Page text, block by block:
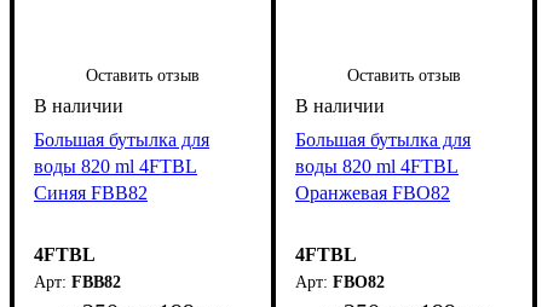
Оставить отзыв
Большая бутылка для
воды 820 ml 4FTBL
Синяя FBB82
4FTBL
FBB82
Оставить отзыв
Большая бутылка для
воды 820 ml 4FTBL
Оранжевая FBO82
4FTBL
FBO82